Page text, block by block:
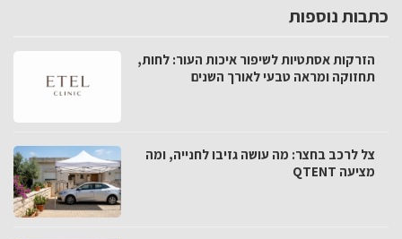
כתבות נוספות
הזרקות אסתטיות לשיפור איכות העור: לחות,
תחזוקה ומראה טבעי לאורך השנים
צל לרכב בחצר: מה עושה גזיבו לחנייה, ומה
מציעה QTENT